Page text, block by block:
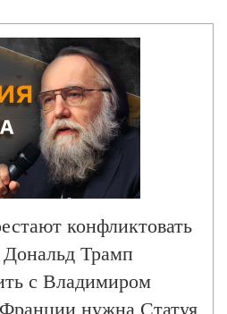
Пасхи, диалог
образе Христа,
Дугина. Над нами
ИИ всех поработит и
– главная проблема и
конфликтовать
Трамп
с Владимиром
нужна Статуя